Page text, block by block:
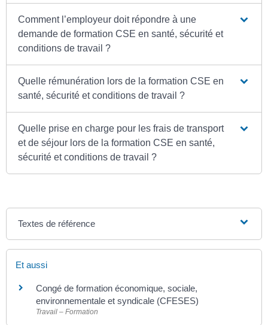
Comment l’employeur doit répondre à une
demande de formation CSE en santé, sécurité et
conditions de travail ?
Quelle rémunération lors de la formation CSE en
santé, sécurité et conditions de travail ?
Quelle prise en charge pour les frais de transport
et de séjour lors de la formation CSE en santé,
sécurité et conditions de travail ?
Textes de référence
Et aussi
Congé de formation économique, sociale,
environnementale et syndicale (CFESES)
Travail – Formation